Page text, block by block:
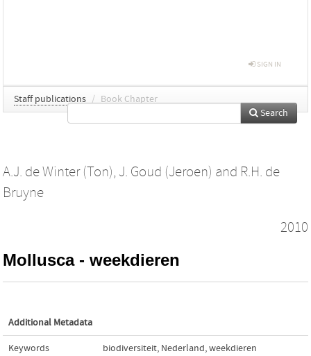
SIGN IN
Staff publications / Book Chapter
Search
A.J. de Winter (Ton), J. Goud (Jeroen) and R.H. de
Bruyne
2010
Mollusca - weekdieren
Additional Metadata
Keywords biodiversiteit, Nederland,weekdieren